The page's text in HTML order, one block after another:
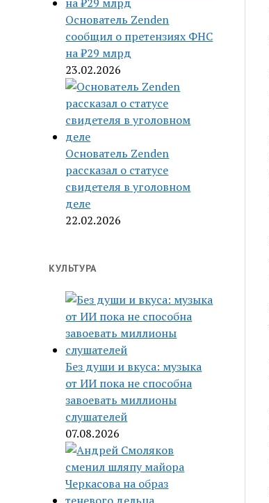
Основатель Zenden
сообщил о претензиях ФНС
на ₽29 млрд
23.02.2026
Основатель Zenden
рассказал о статусе
свидетеля в уголовном
деле
22.02.2026
КУЛЬТУРА
Без души и вкуса: музыка
от ИИ пока не способна
завоевать миллионы
слушателей
07.08.2026